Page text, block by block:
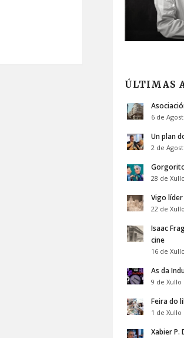
ÚLTIMAS
6 de
Un plan
2 de
28 de
Vigo
22 de
Isaac
cine
16 de
As da
9 de Xullo
Feira do
1 de Xullo
Xabier P.